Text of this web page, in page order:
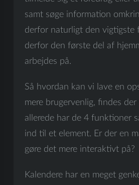
samt søge information
derfor naturligt den vigtigste
derfor den første del af
arbejdes på.
Så hvordan kan vi lave en
mere brugervenlig, findes
allerede har de 4 funktioner
ind til et element. Er der en
gøre det mere interaktivt på?
Kalendere har en meget